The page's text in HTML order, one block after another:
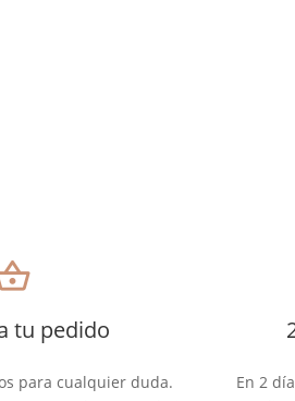
tu pedido
para cualquier duda.
En 2